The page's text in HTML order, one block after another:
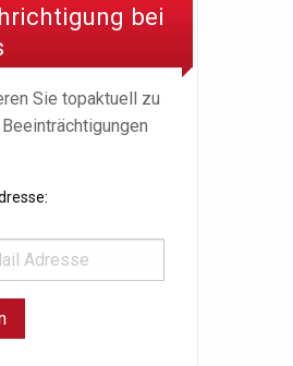
bei
Sie topaktuell zu